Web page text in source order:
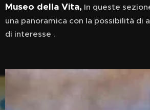
Museo della Vita, In queste
una panoramica con la possibilità di
di interesse .